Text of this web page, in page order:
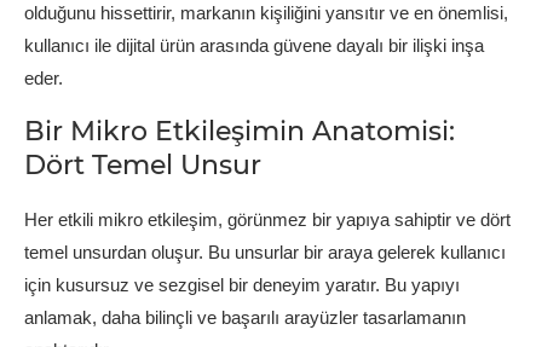
olduğunu hissettirir, markanın kişiliğini yansıtır ve en önemlisi,
kullanıcı ile dijital ürün arasında güvene dayalı bir ilişki inşa
eder.
Bir Mikro Etkileşimin Anatomisi:
Dört Temel Unsur
Her etkili mikro etkileşim, görünmez bir yapıya sahiptir ve dört
temel unsurdan oluşur. Bu unsurlar bir araya gelerek kullanıcı
için kusursuz ve sezgisel bir deneyim yaratır. Bu yapıyı
anlamak, daha bilinçli ve başarılı arayüzler tasarlamanın